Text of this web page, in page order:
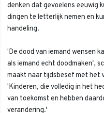
denken dat gevoelens eeuwig
dingen te letterlijk nemen en
handeling.
'De dood van iemand wensen
als iemand echt doodmaken',
maakt naar tijdsbesef met het
'Kinderen, die volledig in het
van toekomst en hebben
verandering.'